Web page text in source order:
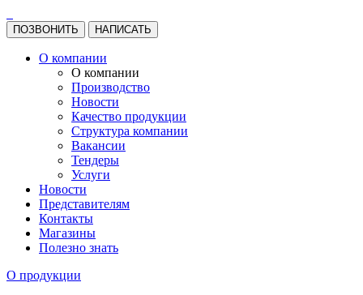
ПОЗВОНИТЬ НАПИСАТЬ
О компании
О компании
Производство
Новости
Качество продукции
Структура компании
Вакансии
Тендеры
Услуги
Новости
Представителям
Контакты
Магазины
Полезно знать
О продукции